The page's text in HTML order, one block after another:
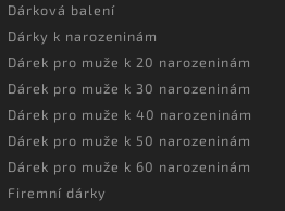
Dárková balení
Dárky k narozeninám
Dárek pro muže k 20 narozeninám
Dárek pro muže k 30 narozeninám
Dárek pro muže k 40 narozeninám
Dárek pro muže k 50 narozeninám
Dárek pro muže k 60 narozeninám
Firemní dárky